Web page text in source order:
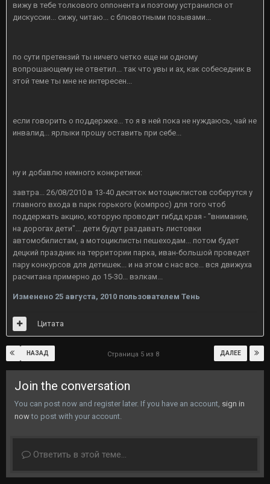
вижу в тебе толкового оппонента и поэтому устранился от
дискуссии... сижу, читаю... с блювотными позывами...
по сути претензий ты ничего четко еще ни одному
вопрошающему не ответил... так что увы и ах, как собеседник в
этой теме ты мне не интересен...
если говорить о поддержке... то я в ней пока не нуждаюсь, чай не
инвалид... ярлыки прошу оставить при себе...
ну и добавлю немного конкретики:
завтра... 26/08/2010 в 13-40 десяток мотоциклистов соберутся у
главного входа в парк горького (компрос) для того чтоб
поддержать акцию, которую проводит гибдд края - "внимание,
на дорогах дети"... дети будут раздавать листовки
автомобилистам, а мотоциклисты пешеходам... потом будет
децкий праздник на территории парка, иван-большой проведет
пару конкурсов для детишек... и на этом с нас все... вся движуха
расчитана примерно до 15-30... вэлкам...
Изменено 25 августа, 2010 пользователем Тень
Цитата
НАЗАД ДАЛЕЕ
Страница 5 из 8
Join the conversation
You can post now and register later. If you have an account, sign in
nowto post with your account.
Ответить в этой теме...